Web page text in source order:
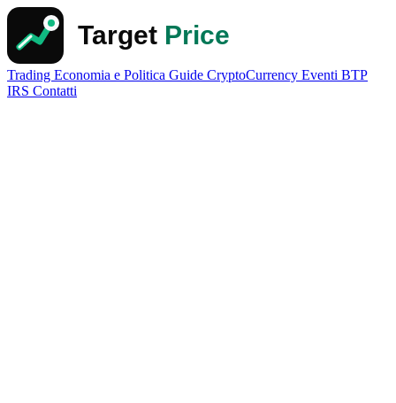
Trading Economia e Politica Guide CryptoCurrency Eventi BTP
IRS Contatti